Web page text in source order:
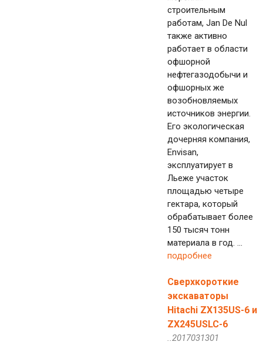
строительным
работам, Jan De Nul
также активно
работает в области
офшорной
нефтегазодобычи и
офшорных же
возобновляемых
источников энергии.
Его экологическая
дочерняя компания,
Envisan,
эксплуатирует в
Льеже участок
площадью четыре
гектара, который
обрабатывает более
150 тысяч тонн
материала в год. ...
подробнее
Сверхкороткие
экскаваторы
Hitachi ZX135US-6 и
ZX245USLC-6
..2017031301